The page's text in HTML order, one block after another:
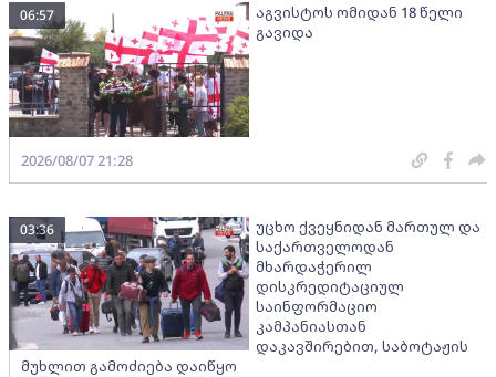
აგვისტოს ომიდან 18 წელი
გავიდა
06:57
2026/08/07 21:28
უცხო ქვეყნიდან მართულ და
საქართველოდან
მხარდაჭერილ
დისკრედიტაციულ
საინფორმაციო
კამპანიასთან
დაკავშირებით, საბოტაჟის
მუხლით გამოძიება დაიწყო
03:36